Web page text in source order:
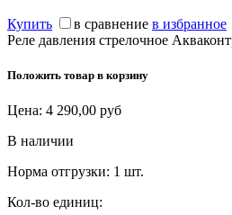
Купить в сравнение в избранное
Реле давления стрелочное
Положить товар в корзину
Цена: 4 290,00 руб
В наличии
Норма отгрузки: 1 шт.
Кол-во единиц: